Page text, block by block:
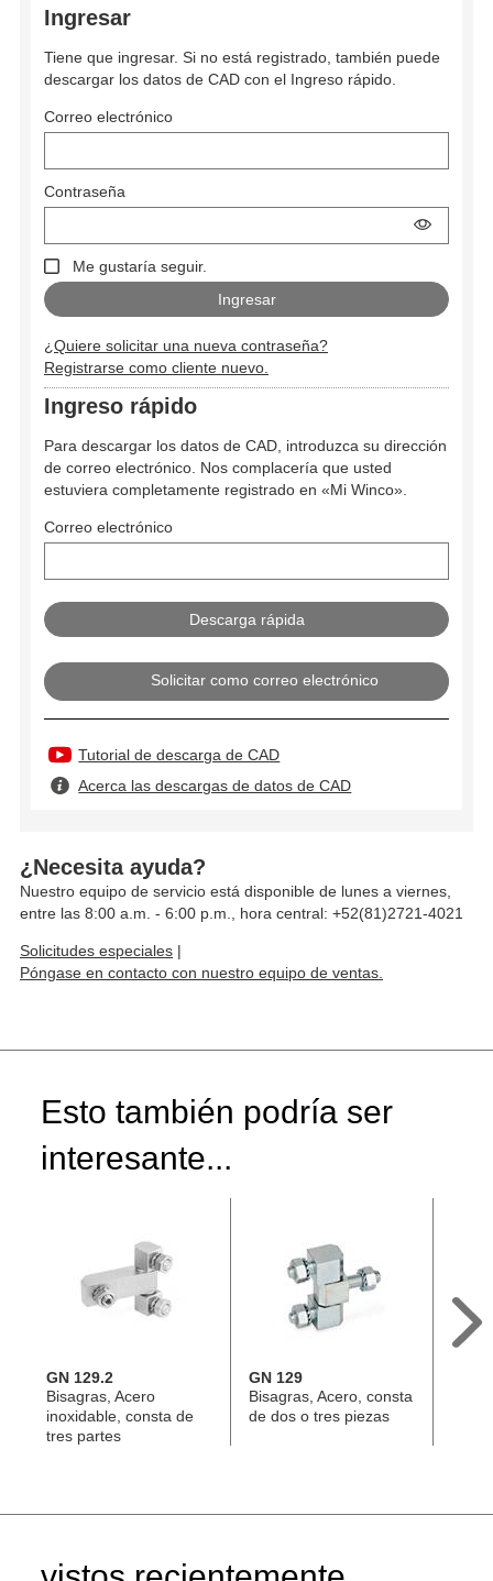
Ingresar
Tiene que ingresar. Si no está registrado, también puede
descargar los datos de CAD con el Ingreso rápido.
Correo electrónico
Contraseña
Me gustaría seguir.
¿Quiere solicitar una nueva contraseña?
Registrarse como cliente nuevo.
Ingreso rápido
Para descargar los datos de CAD, introduzca su dirección
de correo electrónico. Nos complacería que usted
estuviera completamente registrado en «Mi Winco».
Correo electrónico
Solicitar como correo electrónico
Tutorial de descarga de CAD
Acerca las descargas de datos de CAD
¿Necesita ayuda?
Nuestro equipo de servicio está disponible de lunes a viernes,
entre las 8:00 a.m. - 6:00 p.m., hora central: +52(81)2721-4021
Solicitudes especiales |
Póngase en contacto con nuestro equipo de ventas.
Esto también podría ser
interesante...
GN 129.2
Bisagras, Acero
inoxidable, consta de
tres partes
GN 129
Bisagras, Acero, consta
de dos o tres piezas